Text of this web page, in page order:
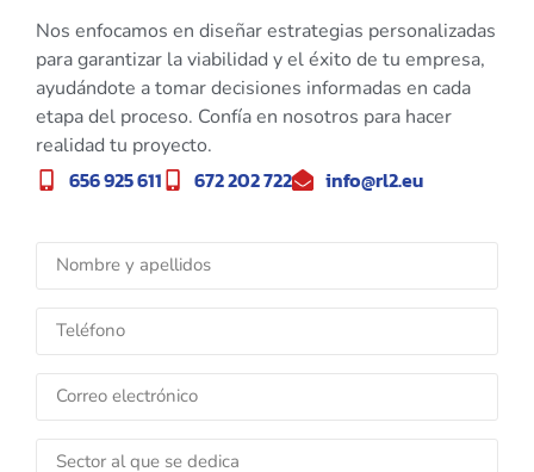
Nos enfocamos en diseñar estrategias personalizadas
para garantizar la viabilidad y el éxito de tu empresa,
ayudándote a tomar decisiones informadas en cada
etapa del proceso. Confía en nosotros para hacer
realidad tu proyecto.
656 925 611 672 202 722 info@rl2.eu